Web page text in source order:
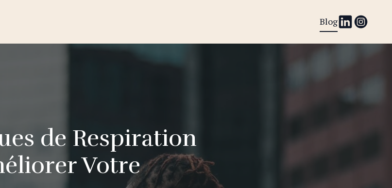
Blog
de Respiration
Votre